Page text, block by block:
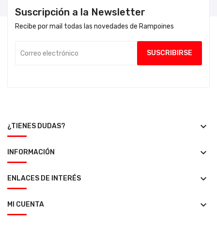
Suscripción a la Newsletter
Recibe por mail todas las novedades de Rampoines
¿TIENES DUDAS? keyboard_arrow_down
INFORMACIÓN keyboard_arrow_down
ENLACES DE INTERÉS keyboard_arrow_down
MI CUENTA keyboard_arrow_down